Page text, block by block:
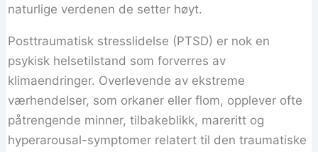
naturlige verdenen de setter høyt.
Posttraumatisk stresslidelse (PTSD) er nok en
psykisk helsetilstand som forverres av
klimaendringer. Overlevende av ekstreme
værhendelser, som orkaner eller flom, opplever ofte
påtrengende minner, tilbakeblikk, mareritt og
hyperarousal-symptomer relatert til den traumatiske